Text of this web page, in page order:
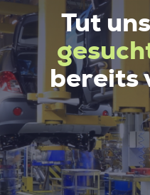
Tut
bereits